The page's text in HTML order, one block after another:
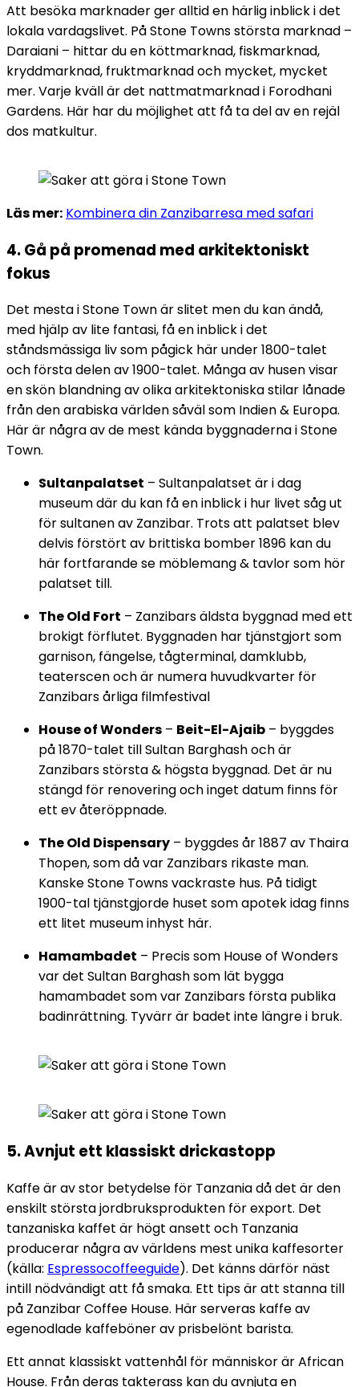
Att besöka marknader ger alltid en härlig inblick i det
lokala vardagslivet. På Stone Towns största marknad –
Daraiani – hittar du en köttmarknad, fiskmarknad,
kryddmarknad, fruktmarknad och mycket, mycket
mer. Varje kväll är det nattmatmarknad i Forodhani
Gardens. Här har du möjlighet att få ta del av en rejäl
dos matkultur.
Läs mer: Kombinera din Zanzibarresa med safari
4. Gå på promenad med arkitektoniskt
fokus
Det mesta i Stone Town är slitet men du kan ändå,
med hjälp av lite fantasi, få en inblick i det
ståndsmässiga liv som pågick här under 1800-talet
och första delen av 1900-talet. Många av husen visar
en skön blandning av olika arkitektoniska stilar lånade
från den arabiska världen såväl som Indien & Europa.
Här är några av de mest kända byggnaderna i Stone
Town.
Sultanpalatset – Sultanpalatset är i dag
museum där du kan få en inblick i hur livet såg ut
för sultanen av Zanzibar. Trots att palatset blev
delvis förstört av brittiska bomber 1896 kan du
här fortfarande se möblemang & tavlor som hör
palatset till.
The Old Fort – Zanzibars äldsta byggnad med ett
brokigt förflutet. Byggnaden har tjänstgjort som
garnison, fängelse, tågterminal, damklubb,
teaterscen och är numera huvudkvarter för
Zanzibars årliga filmfestival
House of Wonders – Beit-El-Ajaib – byggdes
på 1870-talet till Sultan Barghash och är
Zanzibars största & högsta byggnad. Det är nu
stängd för renovering och inget datum finns för
ett ev återöppnade.
The Old Dispensary – byggdes år 1887 av Thaira
Thopen, som då var Zanzibars rikaste man.
Kanske Stone Towns vackraste hus. På tidigt
1900-tal tjänstgjorde huset som apotek idag finns
ett litet museum inhyst här.
Hamambadet – Precis som House of Wonders
var det Sultan Barghash som lät bygga
hamambadet som var Zanzibars första publika
badinrättning. Tyvärr är badet inte längre i bruk.
5. Avnjut ett klassiskt drickastopp
Kaffe är av stor betydelse för Tanzania då det är den
enskilt största jordbruksprodukten för export. Det
tanzaniska kaffet är högt ansett och Tanzania
producerar några av världens mest unika kaffesorter
(källa: Espressocoffeeguide). Det känns därför näst
intill nödvändigt att få smaka. Ett tips är att stanna till
på Zanzibar Coffee House. Här serveras kaffe av
egenodlade kaffeböner av prisbelönt barista.
Ett annat klassiskt vattenhål för människor är African
House. Från deras takterass kan du avnjuta en